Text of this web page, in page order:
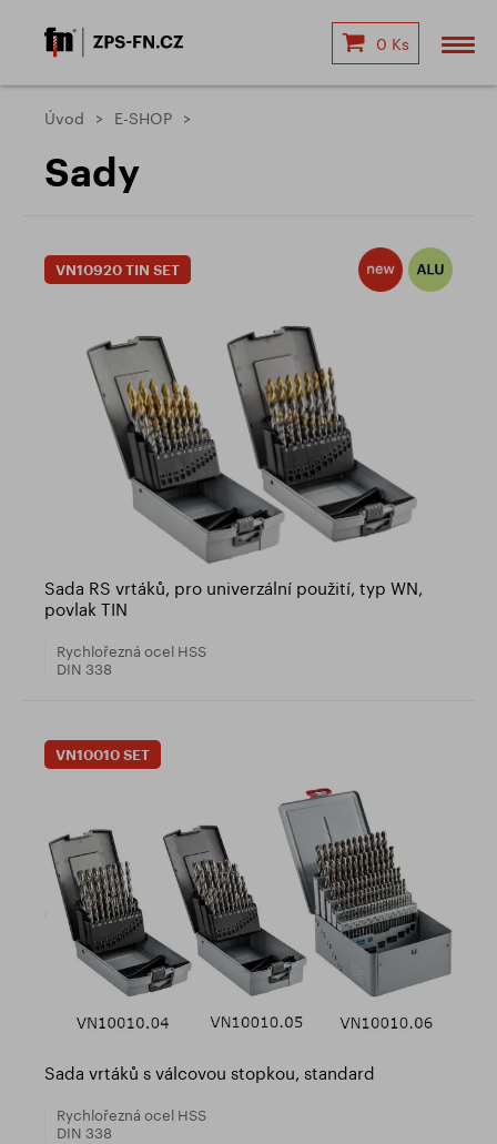
0 Ks
Úvod E-SHOP
Sady
VN10920 TIN SET
Sada RS vrtáků, pro univerzální použití, typ WN,
povlak TIN
Rychlořezná ocel HSS
DIN 338
VN10010 SET
Sada vrtáků s válcovou stopkou, standard
Rychlořezná ocel HSS
DIN 338